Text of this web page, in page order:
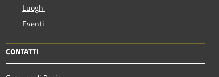
Luoghi
Eventi
CONTATTI